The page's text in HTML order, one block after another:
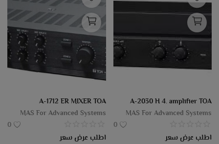
A-2030 H 4. amplifier TOA
MAS For Advanced Systems
0
اطلب عرض سعر
A-1712 ER MIXER TOA
MAS For Advanced Systems
0
اطلب عرض سعر